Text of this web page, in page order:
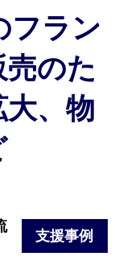
フラン
のた
、物
支援事例